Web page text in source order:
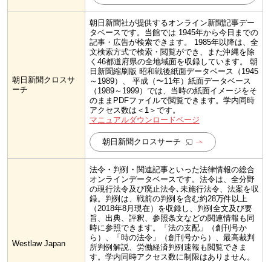
朝日新聞クロスサ
ーチ
朝日新聞社が提供するオンライン新聞記事デー
タベースです。当館では 1945年から今日までの
記事・広告が検索できます。 1985年以降は、全
文検索方式で検索・閲覧ができ、また沖縄を除
く46都道府県の全地域面を収録しています。 朝
日新聞縮刷版 昭和戦後紙面データベース（1945
～1989）、 平成（〜11年）紙面データベース
（1989～1999）では、当時の紙面イメージをそ
のままPDFファイルで閲覧できます。学内同時
アクセス数は＜1＞です。
マニュアルダウンロードページ
朝日新聞クロスサーチ
Westlaw Japan
法令・判例・関連記事といった法律情報の総合
オンラインデータベースです。法令は、全分野
の現行法令及び廃止法令､未施行法令、法案を収
録。判例は、戦前の判例を含む約28万件以上
（2018年8月現在）を収録し、判例全文及び要
旨、出典、評釈、参照条文などの関連情報も同
時に参照できます。「法の支配」（創刊号か
ら）、「時の法令」（創刊号から）、最高裁判
所判例解説、労働経済判例速報も閲覧できま
す。学内同時アクセス数に制限はありません。